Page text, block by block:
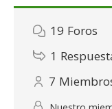
19 Foros
1
7